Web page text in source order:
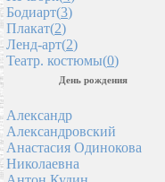
Бодиарт(3)
Плакат(2)
Ленд-арт(2)
Театр. костюмы(0)
День рождения
Александр
Александровский
Анастасия Одинокова
Николаевна